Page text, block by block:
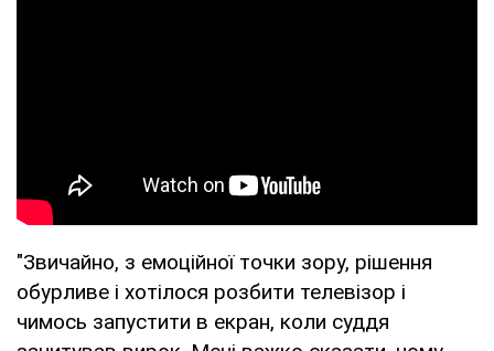
"Звичайно, з емоційної точки зору, рішення
обурливе і хотілося розбити телевізор і
чимось запустити в екран, коли суддя